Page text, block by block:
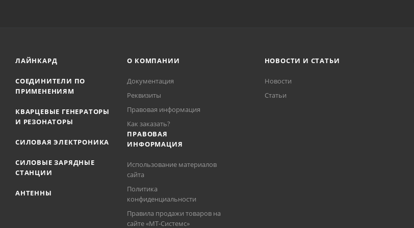
ЛАЙНКАРД
СОЕДИНИТЕЛИ ПО
ПРИМЕНЕНИЯМ
КВАРЦЕВЫЕ ГЕНЕРАТОРЫ
И РЕЗОНАТОРЫ
СИЛОВАЯ ЭЛЕКТРОНИКА
СИЛОВЫЕ ЗАРЯДНЫЕ
СТАНЦИИ
АНТЕННЫ
О КОМПАНИИ
Документация
Реквизиты
Правовая информация
Как заказать?
ПРАВОВАЯ
ИНФОРМАЦИЯ
Использование материалов
сайта
Политика
конфиденциальности
Правила продажи товаров на
сайте «МТ-Системс»
НОВОСТИ И СТАТЬИ
Новости
Статьи